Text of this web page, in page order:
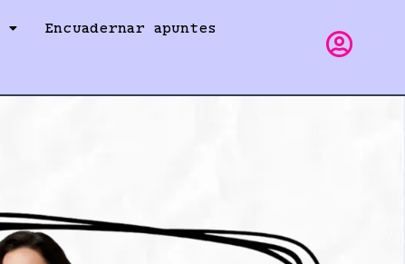
Encuadernar apuntes